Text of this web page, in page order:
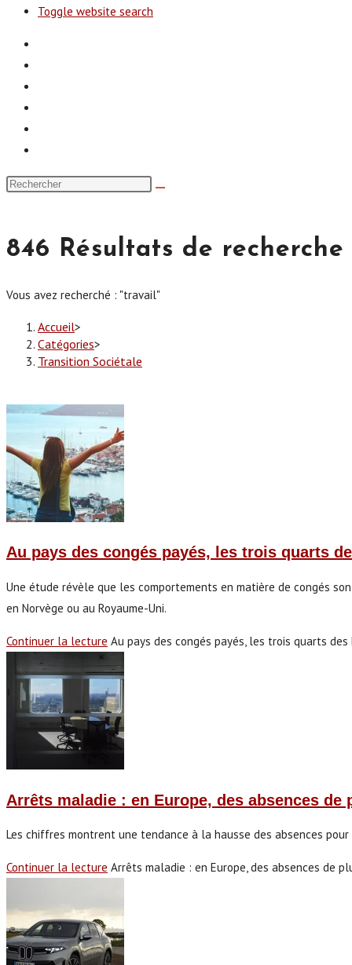
Toggle website search
846 Résultats de
Vous avez recherché : "travail"
Accueil>
Catégories>
Transition Sociétale
Au pays des congés payés, les trois quarts
Une étude révèle que les comportements en matière de congés
en Norvège ou au Royaume-Uni.
Continuer la lecture Au pays des congés payés, les trois quarts
Arrêts maladie : en Europe, des absences
Les chiffres montrent une tendance à la hausse des absences
Continuer la lecture Arrêts maladie : en Europe, des absences de